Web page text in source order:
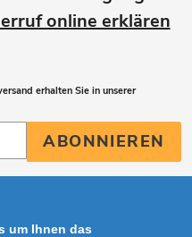
online erklären
erhalten Sie in unserer
ABONNIEREN
um Ihnen das